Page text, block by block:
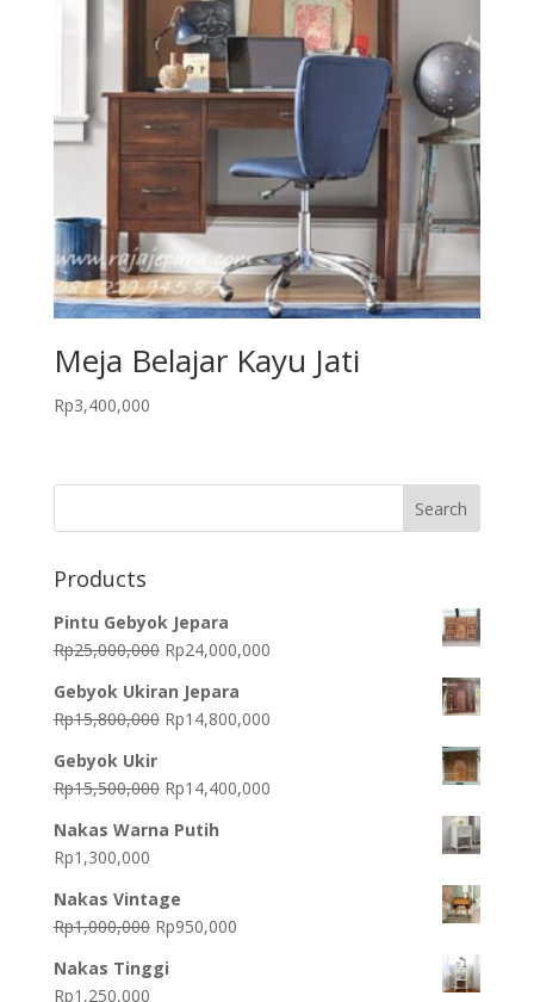
Meja Belajar Kayu Jati
Rp3,400,000
Products
Pintu Gebyok Jepara
Rp25,000,000 Original
was:
Rp25,000,000.
Rp24,000,000Current
Rp24,000,000.
Gebyok Ukiran Jepara
Rp15,800,000 Original
Rp15,800,000.
Rp14,800,000Current
Rp14,800,000.
Gebyok Ukir
Rp15,500,000 Original
was:
Rp14,400,000Current
Nakas Warna Putih
Rp1,300,000
Nakas Vintage
Rp1,000,000 Original
was:
Rp950,000Current
Nakas Tinggi
Rp1,250,000